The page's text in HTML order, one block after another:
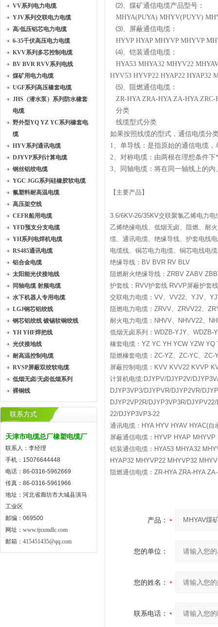
VV系列电力电缆
YJV系列交联电力电缆
高/低压铝芯电力电缆
6-35千伏高压电力电缆
KVV系列多芯控制电缆
BV BVR RVV系列电线
煤矿用电力电缆
UGF系列高压橡套电缆
JHS（潜水泵）系列防水橡套
电缆
野外型YQ YZ YC系列橡套电
缆
HYV系列通讯电缆
DJYVP系列计算电缆
钢丝铝绞电缆
YGC JGG系列硅橡胶软电缆
氟塑料耐高温电缆
高压架空线
CEFR船用电缆
YFD预支分支电缆
YH系列电焊机电缆
RS485通讯电缆
铝合金电缆
太阳能光伏接地线
同轴电缆 射频电缆
水下机器人专用电缆
LGJ钢芯铝绞线
钢芯铝绞线 镀锡软铜绞线
YH YHF焊把线
光伏接地线
耐高温控制电缆
RVSP屏蔽双绞软电缆
低烟无卤/无卤低烟系列
裸铜线
联系方式
天津市电缆总厂橡塑电缆厂
联系人：李经理
手机：15076644448
电话：86-0316-5962669
传真：86-0316-5961966
地址：河北省廊坊市大城县演马
工业区
邮编：069500
网址： www.tjsxmdlc.com
邮箱： 415451435@qq.com
⑵、煤矿通信电缆产品型号：
MHYA(PUYA) MHYV(PUYV)
⑶、屏蔽通信电缆：
HYVP HYAP MHYVP MHYVP
⑷、铠装通信电缆：
HYA53 MHYA32 MHYV22
HYV53 HYVP22 HYAP22 HYAP32
⑸、阻燃通信电缆：
ZR-HYA ZRA-HYA ZA-HYA ZRC-
分类
线缆型式分类
如果按照线缆的型式，通信电缆分
1、单导线：是指原始的通信电缆
2、对称电缆：由两根在理想条件
3、同轴电缆：将在同一轴线上的
【主要产品】
3.6/6KV-26/35KV交联聚氯乙烯电力
乙烯绝缘电线、低烟无卤、阻燃、耐
缆、通讯电缆、绝缘导线、护套电线
电缆线、铜芯电力电缆、铜芯电线电
绝缘导线：BV BVR RV BLV
阻燃耐火绝缘导线：ZRBV ZABV
护套线：RVV护套线 RVVP屏蔽护套线
交联电力电缆：VV、VV22、YJV、
阻燃电力电缆：ZRVV、ZRVV22、
耐火电力电缆：NHVV、NHVV22、
低烟无卤系列：WDZB-YJY、WDZB-
橡套电缆：YZ YC YH YCW YZW YQ
阻燃橡套电缆：ZC-YZ、ZC-YC、
屏蔽控制电缆：KVV KVV22 KVVP
计算机电缆:DJYPV/DJYP2V/
DJYP3VP3/DJYPVR/DJYP2VR/
DJYP2VP2R/DJYP3VP3R/
22/DJYP3VP3-22
通讯电缆：HYA HYV HYAV HYAC(
屏蔽通信电缆：HYVP HYAP
铠装通信电缆：HYA53 MHYA32
HYAP32 MHYVP22 MHYVP32
阻燃通信电缆：ZR-HYA ZRA-HYA
产品：
您的单位：
您的姓名：
联系电话：